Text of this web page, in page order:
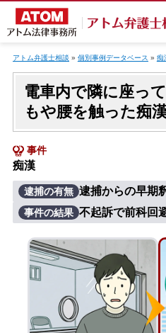
刑事事件でお困りの方
刑事事件の無料相談
接見・面会を弁護士
アトム弁護士相談 » 個別事例データベース » 痴
電車内で隣に座っ
もや腰を触った痴
事件
痴漢
逮捕の有無 逮捕からの早期
事件の結果 不起訴で前科回